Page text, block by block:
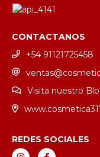
CONTACTANOS
+54 91121725458
Visita nuestro
REDES SOCIALES